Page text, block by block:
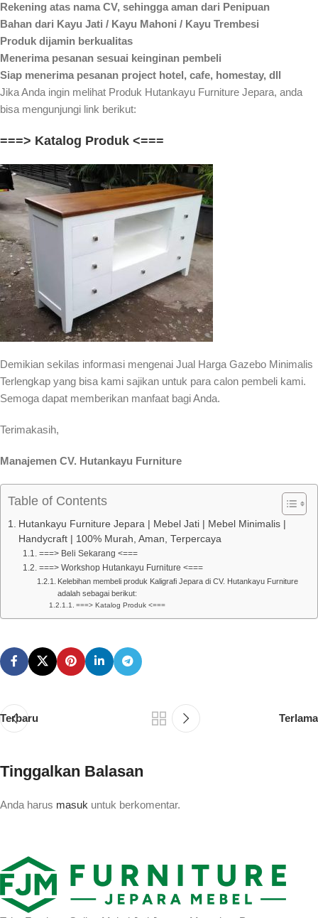
Rekening atas nama CV, sehingga aman dari Penipuan
Bahan dari Kayu Jati / Kayu Mahoni / Kayu Trembesi
Produk dijamin berkualitas
Menerima pesanan sesuai keinginan pembeli
Siap menerima pesanan project hotel, cafe, homestay, dll
Jika Anda ingin melihat Produk Hutankayu Furniture Jepara, anda
bisa mengunjungi link berikut:
===> Katalog Produk <===
Demikian sekilas informasi mengenai Jual Harga Gazebo Minimalis
Terlengkap yang bisa kami sajikan untuk para calon pembeli kami.
Semoga dapat memberikan manfaat bagi Anda.
Terimakasih,
Manajemen CV. Hutankayu Furniture
Table of Contents
Hutankayu Furniture Jepara | Mebel Jati | Mebel Minimalis |
Handycraft | 100% Murah, Aman, Terpercaya
===> Beli Sekarang <===
===> Workshop Hutankayu Furniture <===
Kelebihan membeli produk Kaligrafi Jepara di CV. Hutankayu Furniture
adalah sebagai berikut:
===> Katalog Produk <===
Terbaru Terlama
Tinggalkan Balasan
Anda harus masuk untuk berkomentar.